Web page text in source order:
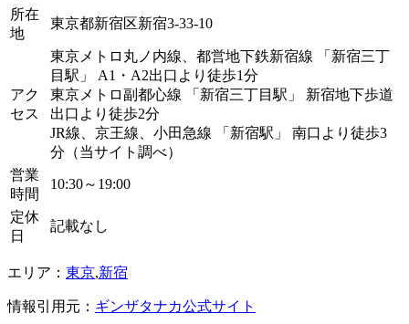
所在
地
東京都新宿区新宿3-33-10
アク
セス
東京メトロ丸ノ内線、都営地下鉄新宿線 「新宿三丁
目駅」 A1・A2出口より徒歩1分
東京メトロ副都心線 「新宿三丁目駅」 新宿地下歩道
出口より徒歩2分
JR線、京王線、小田急線 「新宿駅」 南口より徒歩3
分（当サイト調べ）
営業
時間
10:30～19:00
定休
日
記載なし
エリア： 東京,新宿
情報引用元： ギンザタナカ公式サイト